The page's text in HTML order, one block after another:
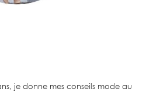
je donne mes conseils mode au